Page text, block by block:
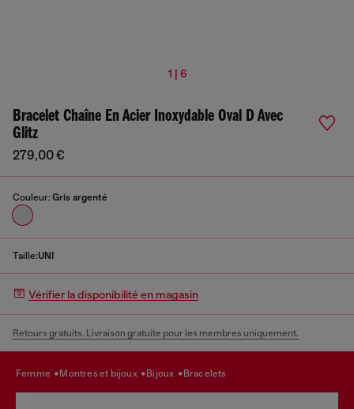
1 | 6
Bracelet Chaîne En Acier Inoxydable Oval D Avec
Glitz
279,00 €
Couleur: Gris argenté
Taille:UNI
Vérifier la disponibilité en magasin
Retours gratuits. Livraison gratuite pour les membres uniquement.
femme montres et bijoux bijoux bracelets